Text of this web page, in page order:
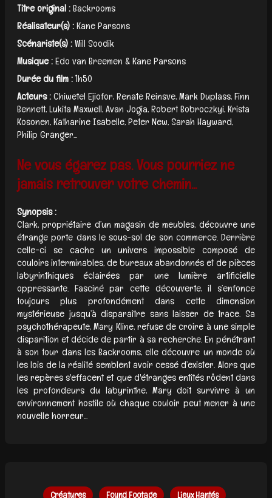
Titre original :Backrooms
Réalisateur(s) :Kane Parsons
Scénariste(s) :Will Soodik
Musique :Edo van Breemen & Kane Parsons
Durée du film :1h50
Acteurs :Chiwetel Ejiofor, Renate Reinsve, Mark Duplass, Finn
Bennett, Lukita Maxwell, Avan Jogia, Robert Bobroczkyi, Krista
Kosonen, Katharine Isabelle, Peter New, Sarah Hayward,
Philip Granger...
Ne vous égarez pas. Vous pourriez ne
jamais retrouver votre chemin...
Synopsis :
Clark, propriétaire d’un magasin de meubles, découvre une
étrange porte dans le sous-sol de son commerce. Derrière
celle-ci se cache un univers impossible composé de
couloirs interminables, de bureaux abandonnés et de pièces
labyrinthiques éclairées par une lumière artificielle
oppressante. Fasciné par cette découverte, il s’enfonce
toujours plus profondément dans cette dimension
mystérieuse jusqu’à disparaître sans laisser de trace. Sa
psychothérapeute, Mary Kline, refuse de croire à une simple
disparition et décide de partir à sa recherche. En pénétrant
à son tour dans les Backrooms, elle découvre un monde où
les lois de la réalité semblent avoir cessé d’exister. Alors que
les repères s'effacent et que d'étranges entités rôdent dans
les profondeurs du labyrinthe, Mary doit survivre à un
environnement hostile où chaque couloir peut mener à une
nouvelle horreur...
Créatures Found Footage Lieux Hantés